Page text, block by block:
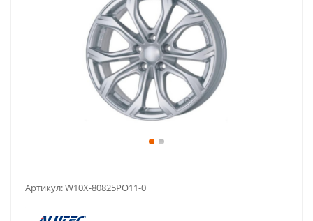
Артикул:W10X-80825PO11-0